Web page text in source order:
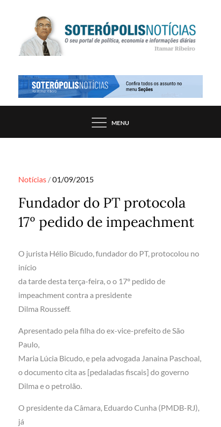
SOTERÓPOLIS NOTÍCIAS
PORTAL DE NOTÍCIAS DE SALVADOR E
MENU
Notícias Posted
01/09/2015
Fundador do PT protocola
17º pedido de impeachment
O jurista Hélio Bicudo, fundador do PT, protocolou no
início
da tarde desta terça-feira, o o 17º pedido de
impeachment contra a presidente
Dilma Rousseff.
Apresentado pela filha do ex-vice-prefeito de São
Paulo,
Maria Lúcia Bicudo, e pela advogada Janaina Paschoal,
o documento cita as [pedaladas fiscais] do governo
Dilma e o petrolão.
O presidente da Câmara, Eduardo Cunha (PMDB-RJ),
já